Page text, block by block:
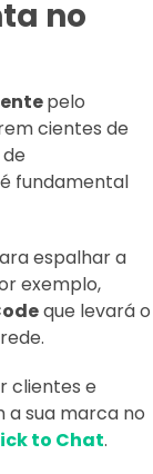
no
pelo
cientes de
de
é fundamental
espalhar a
exemplo,
que levará o
clientes e
sua marca no
to Chat.